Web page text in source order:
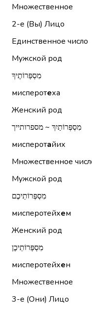
Множественное
2-е (Вы) Лицо
Единственное число
Мужской род
מִסְפְּרוֹתֶיךָ
мисперотеха
Женский род
מִסְפְּרוֹתַיִךְ ~ מספרותייך
мисперотайих
Множественное
Мужской род
מִסְפְּרוֹתֵיכֶם
мисперотейхем
Женский род
מִסְפְּרוֹתֵיכֶן
мисперотейхен
Множественное
3-е (Они) Лицо